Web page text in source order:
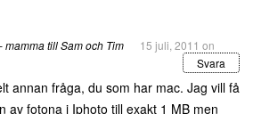
mamma till Sam och Tim
15 juli, 2011 on
Svara
annan fråga, du som har mac. Jag vill få
av fotona i Iphoto till exakt 1 MB men